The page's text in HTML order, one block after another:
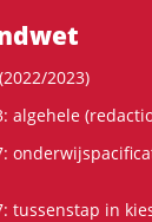
2023)
algehele
tussenstap in